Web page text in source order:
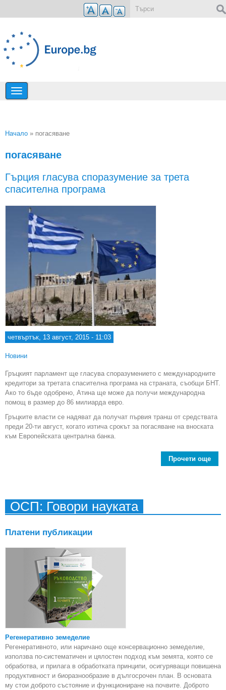
Премини към основното съдържание
Начало » погасяване
погасяване
Гърция гласува споразумение за трета
спасителна програма
четвъртък, 13 август, 2015 - 11:03
Новини
Гръцкият парламент ще гласува споразумението с международните
кредитори за третата спасителна програма на страната, съобщи БНТ.
Ако то бъде одобрено, Атина ще може да получи международна
помощ в размер до 86 милиарда евро.
Гръцките власти се надяват да получат първия транш от средствата
преди 20-ти август, когато изтича срокът за погасяване на вноската
към Европейската централна банка.
Прочети още
ОСП: Говори науката
Платени публикации
Регенеративно земеделие
Регенеративното, или наричано още консервационно земеделие,
използва по-систематичен и цялостен подход към земята, която се
обработва, и прилага в обработката принципи, осигуряващи повишена
продуктивност и биоразнообразие в дългосрочен план. В основата
му стои доброто състояние и функциониране на почвите. Доброто